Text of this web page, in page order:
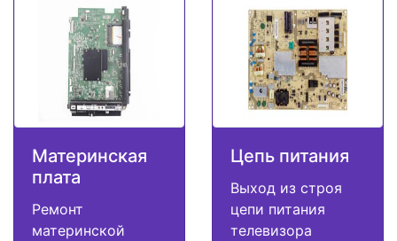
Материнская
плата
Ремонт
материнской
Цепь питания
Выход из строя
цепи питания
телевизора